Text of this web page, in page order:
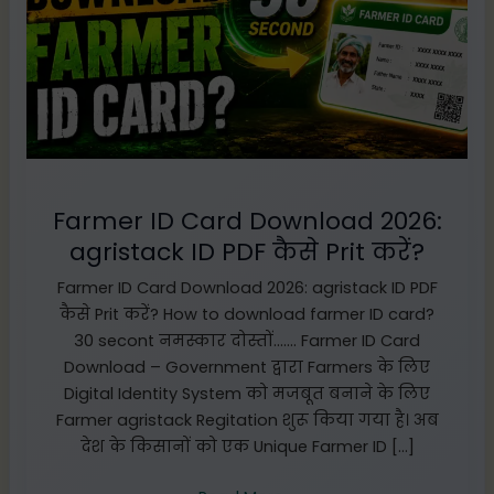
Farmer ID Card Download 2026:
agristack ID PDF कैसे Prit करें?
Farmer ID Card Download 2026: agristack ID PDF
कैसे Prit करें? How to download farmer ID card?
30 secont नमस्कार दोस्तों……. Farmer ID Card
Download – Government द्वारा Farmers के लिए
Digital Identity System को मजबूत बनाने के लिए
Farmer agristack Regitation शुरू किया गया है। अब
देश के किसानों को एक Unique Farmer ID […]
agristack
ID
PDF
कैसे
Prit
करें?